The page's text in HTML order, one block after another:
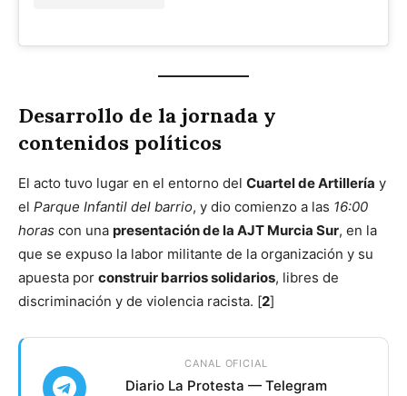
Desarrollo de la jornada y
contenidos políticos
El acto tuvo lugar en el entorno del Cuartel de Artillería y
el Parque Infantil del barrio, y dio comienzo a las 16:00
horas con una presentación de la AJT Murcia Sur, en la
que se expuso la labor militante de la organización y su
apuesta por construir barrios solidarios, libres de
discriminación y de violencia racista. [2]
CANAL OFICIAL
Diario La Protesta — Telegram